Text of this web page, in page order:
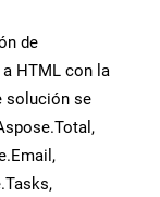
de
HTML con la
solución se